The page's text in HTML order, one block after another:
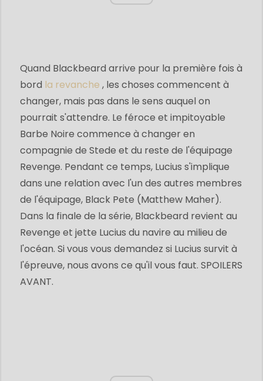
Quand Blackbeard arrive pour la première fois à
bord la revanche , les choses commencent à
changer, mais pas dans le sens auquel on
pourrait s'attendre. Le féroce et impitoyable
Barbe Noire commence à changer en
compagnie de Stede et du reste de l'équipage
Revenge. Pendant ce temps, Lucius s'implique
dans une relation avec l'un des autres membres
de l'équipage, Black Pete (Matthew Maher).
Dans la finale de la série, Blackbeard revient au
Revenge et jette Lucius du navire au milieu de
l'océan. Si vous vous demandez si Lucius survit à
l'épreuve, nous avons ce qu'il vous faut. SPOILERS
AVANT.